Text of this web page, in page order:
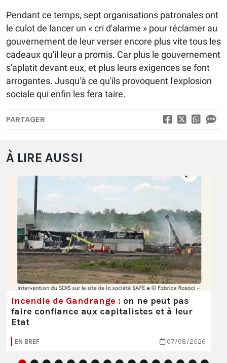
Pendant ce temps, sept organisations patronales ont
le culot de lancer un « cri d'alarme » pour réclamer au
gouvernement de leur verser encore plus vite tous les
cadeaux qu'il leur a promis. Car plus le gouvernement
s'aplatit devant eux, et plus leurs exigences se font
arrogantes. Jusqu'à ce qu'ils provoquent l'explosion
sociale qui enfin les fera taire.
PARTAGER
À LIRE AUSSI
Incendie de Gandrange : on ne peut pas
faire confiance aux capitalistes et à leur
Etat
EN BREF 07/08/2026